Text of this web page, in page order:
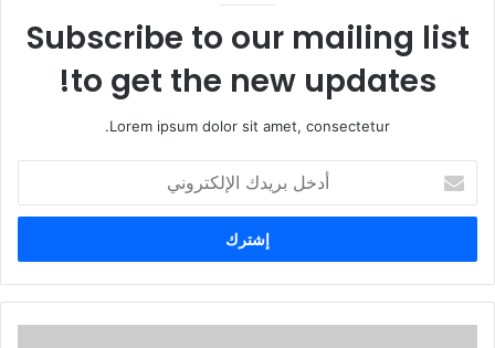
Subscribe to our mailing list
to get the new updates!
Lorem ipsum dolor sit amet, consectetur.
خ
ب
ر